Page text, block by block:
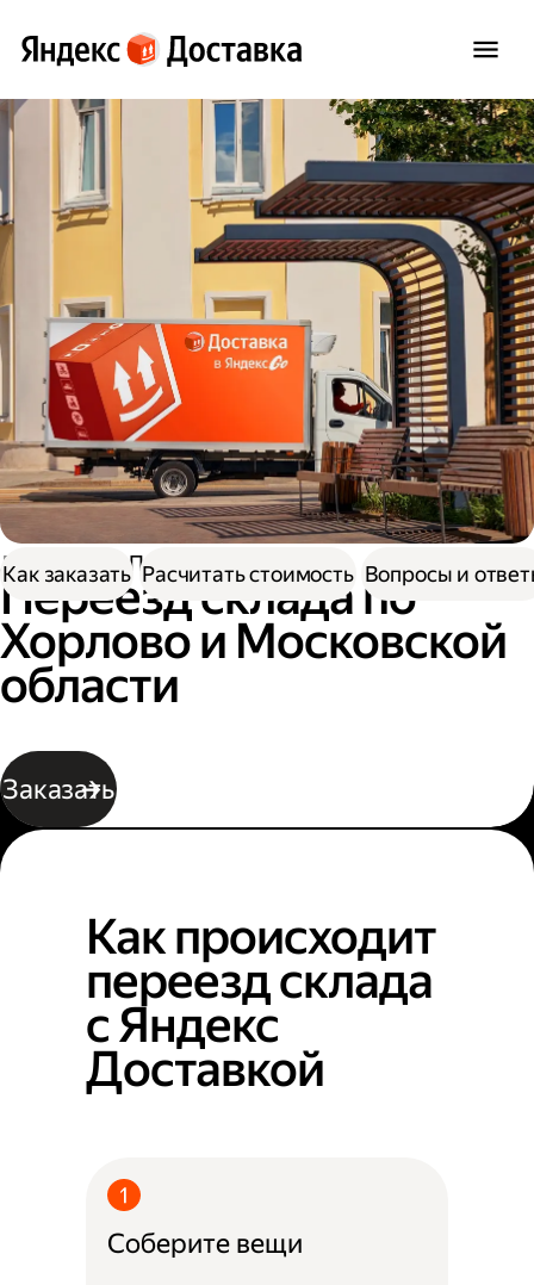
Доставка Переезд склада
Переезд склада по
Хорлово и Московской
области
Заказать
Как заказать Расчитать стоимость Вопросы и
Как происходит
переезд склада
с Яндекс
Доставкой
Соберите вещи